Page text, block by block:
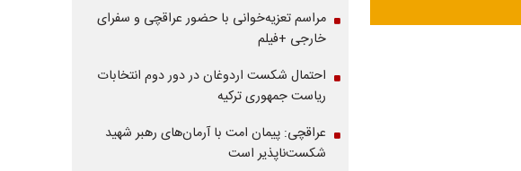
مراسم تعزیه‌خوانی با حضور عراقچی و سفرای
خارجی +فیلم
احتمال شکست اردوغان در دور دوم انتخابات
ریاست جمهوری ترکیه
عراقچی: پیمان امت با آرمان‌های رهبر شهید
شکست‌ناپذیر است